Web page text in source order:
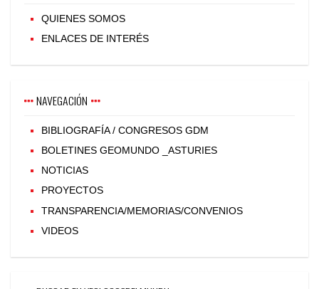
QUIENES SOMOS
ENLACES DE INTERÉS
NAVEGACIÓN
BIBLIOGRAFÍA / CONGRESOS GDM
BOLETINES GEOMUNDO _ASTURIES
NOTICIAS
PROYECTOS
TRANSPARENCIA/MEMORIAS/CONVENIOS
VIDEOS